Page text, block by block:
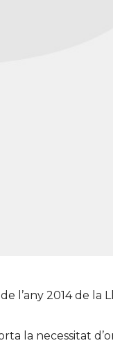
l’any 2014 de la
la necessitat